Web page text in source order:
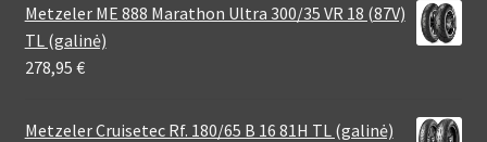
Metzeler ME 888 Marathon Ultra 300/35 VR 18 (87V)
TL (galinė)
278,95 €
Metzeler Cruisetec Rf. 180/65 B 16 81H TL (galinė)